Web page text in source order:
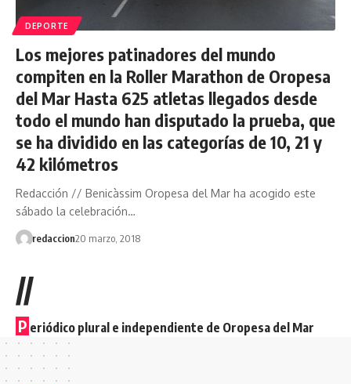
DEPORTE
Los mejores patinadores del mundo
compiten en la Roller Marathon de Oropesa
del Mar Hasta 625 atletas llegados desde
todo el mundo han disputado la prueba, que
se ha dividido en las categorías de 10, 21 y
42 kilómetros
Redacción // Benicàssim Oropesa del Mar ha acogido este
sábado la celebración…
redaccion20 marzo, 2018
//
P eriódico plural e independiente de Oropesa del Mar